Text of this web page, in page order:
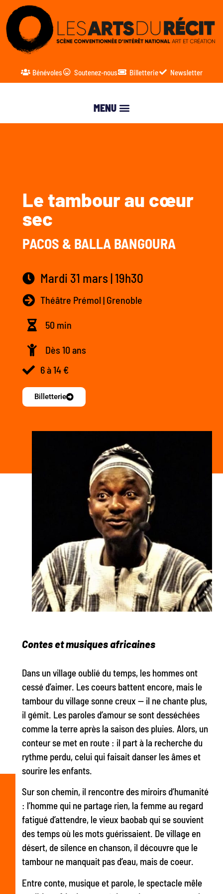
Bénévoles Soutenez-nous Billetterie Newsletter
Le tambour au cœur
sec
PACOS & BALLA BANGOURA
Mardi 31 mars | 19h30
Théâtre Prémol | Grenoble
50 min
Dès 10 ans
6 à 14 €
Billetterie
Contes et musiques africaines
Dans un village oublié du temps, les hommes ont
cessé d’aimer. Les coeurs battent encore, mais le
tambour du village sonne creux — il ne chante plus,
il gémit. Les paroles d’amour se sont desséchées
comme la terre après la saison des pluies. Alors, un
conteur se met en route : il part à la recherche du
rythme perdu, celui qui faisait danser les âmes et
sourire les enfants.
Sur son chemin, il rencontre des miroirs d’humanité
: l’homme qui ne partage rien, la femme au regard
fatigué d’attendre, le vieux baobab qui se souvient
des temps où les mots guérissaient. De village en
désert, de silence en chanson, il découvre que le
tambour ne manquait pas d’eau, mais de coeur.
Entre conte, musique et parole, le spectacle mêle